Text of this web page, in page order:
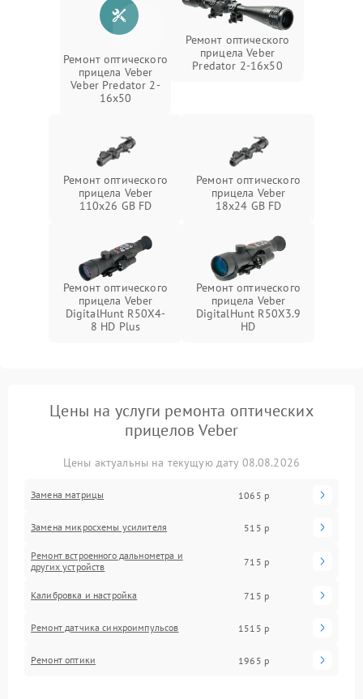
Ремонт оптического
прицела Veber
Veber Predator 2-
16x50
Ремонт оптического
прицела Veber
Predator 2-16x50
Ремонт оптического
прицела Veber
110х26 GB FD
Ремонт оптического
прицела Veber
18x24 GB FD
Ремонт оптического
прицела Veber
DigitalHunt R50X4-
8 HD Plus
Ремонт оптического
прицела Veber
DigitalHunt R50X3.9
HD
Цены на услуги ремонта оптических
прицелов Veber
Цены актуальны на текущую дату 08.08.2026
Замена матрицы 1065 р
Замена микросхемы усилителя 515 р
Ремонт встроенного дальнометра и
других устройств
715 р
Калибровка и настройка 715 р
Ремонт датчика синхроимпульсов 1515 р
Ремонт оптики 1965 р